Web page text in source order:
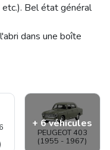
Bel état général
dans une boîte
PEUGEOT 403
(1955 - 1967)
+ 6 véhicules